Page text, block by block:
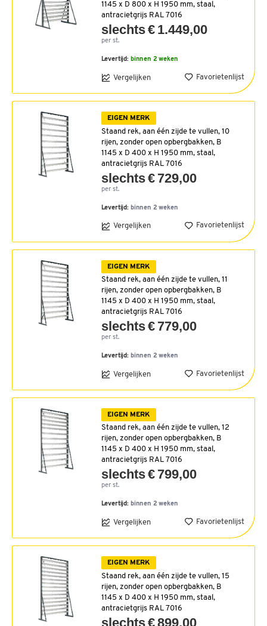
1145 x D 800 x H 1950 mm, staal,
antracietgrijs RAL 7016
slechts € 1.449,00
per st.
Levertijd: binnen 2 weken
Vergelijken Favorietenlijst
EIGEN MERK
Staand rek, aan één zijde te vullen, 10
rijen, zonder open opbergbakken, B
1145 x D 400 x H 1950 mm, staal,
antracietgrijs RAL 7016
slechts € 729,00
per st.
Levertijd: binnen 2 weken
Vergelijken Favorietenlijst
EIGEN MERK
Staand rek, aan één zijde te vullen, 11
rijen, zonder open opbergbakken, B
1145 x D 400 x H 1950 mm, staal,
antracietgrijs RAL 7016
slechts € 779,00
per st.
Levertijd: binnen 2 weken
Vergelijken Favorietenlijst
EIGEN MERK
Staand rek, aan één zijde te vullen, 12
rijen, zonder open opbergbakken, B
1145 x D 400 x H 1950 mm, staal,
antracietgrijs RAL 7016
slechts € 799,00
per st.
Levertijd: binnen 2 weken
Vergelijken Favorietenlijst
EIGEN MERK
Staand rek, aan één zijde te vullen, 15
rijen, zonder open opbergbakken, B
1145 x D 400 x H 1950 mm, staal,
antracietgrijs RAL 7016
slechts € 899,00